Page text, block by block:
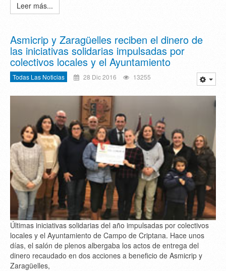
Leer más...
Asmicrip y Zaragüelles reciben el dinero de
las iniciativas solidarias impulsadas por
colectivos locales y el Ayuntamiento
Todas Las Noticias 28 Dic 2016 13255
Últimas iniciativas solidarias del año impulsadas por colectivos
locales y el Ayuntamiento de Campo de Criptana. Hace unos
días, el salón de plenos albergaba los actos de entrega del
dinero recaudado en dos acciones a beneficio de Asmicrip y
Zaragüelles,